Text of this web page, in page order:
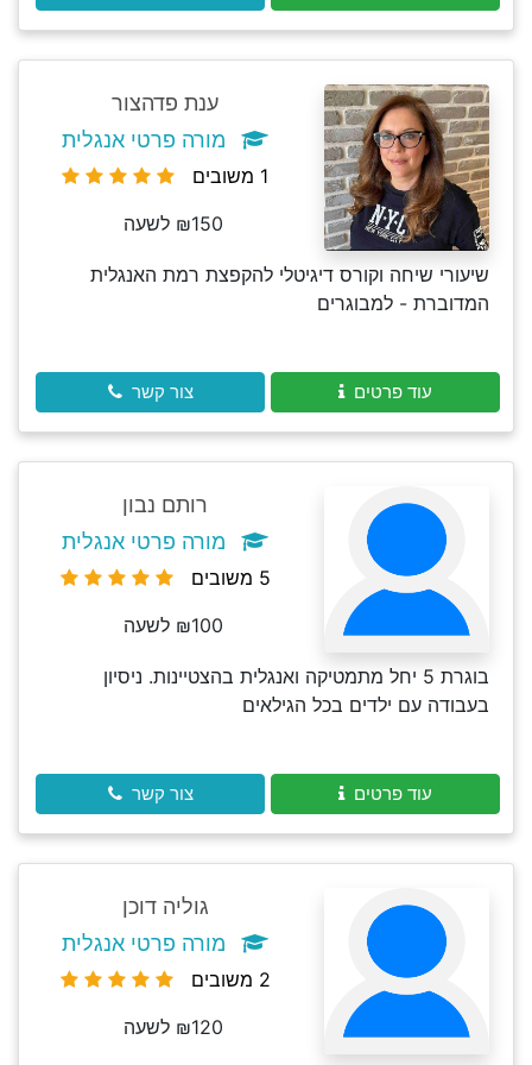
ענת פדהצור
מורה פרטי אנגלית
1 משובים
₪150 לשעה
שיעורי שיחה וקורס דיגיטלי להקפצת רמת האנגלית
המדוברת - למבוגרים
עוד פרטים צור קשר
רותם נבון
מורה פרטי אנגלית
5 משובים
₪100 לשעה
בוגרת 5 יחל מתמטיקה ואנגלית בהצטיינות. ניסיון
בעבודה עם ילדים בכל הגילאים
עוד פרטים צור קשר
גוליה דוכן
מורה פרטי אנגלית
2 משובים
₪120 לשעה